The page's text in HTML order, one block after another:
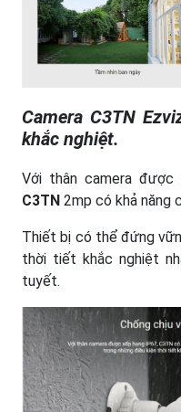
Camera C3TN
khắc nghiệt.
Với thân camera được
C3TN 2mp có khả năng
Thiết bị có thể đứng
thời tiết khắc nghiệt
tuyết.